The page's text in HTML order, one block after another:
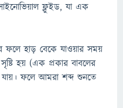
ফ্লুইড, যা এক
ফলে হাড় বেকে যাওয়ার সময়
হয় (এক প্রকার বাবলের
যায়। ফলে আমরা শব্দ শুনতে